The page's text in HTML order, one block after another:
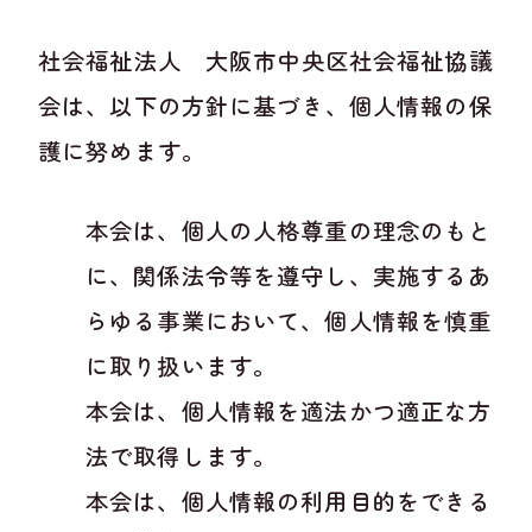
社会福祉法人 大阪市中央区社会福祉協議
会は、以下の方針に基づき、個人情報の保
護に努めます。
本会は、個人の人格尊重の理念のもと
に、関係法令等を遵守し、実施するあ
らゆる事業において、個人情報を慎重
に取り扱います。
本会は、個人情報を適法かつ適正な方
法で取得します。
本会は、個人情報の利用目的をできる